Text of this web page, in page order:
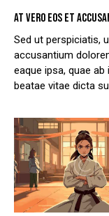
AT VERO EOS ET
Sed ut perspiciatis,
accusantium
eaque ipsa, quae
beatae vitae dicta